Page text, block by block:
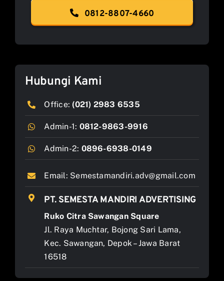
0812-8807-4660
Hubungi Kami
Office: (021) 2983 6535
Admin-1: 0812-9863-9916
Admin-2: 0896-6938-0149
Email: Semestamandiri.adv@gmail.com
PT. SEMESTA MANDIRI ADVERTISING
Ruko Citra Sawangan Square
Jl. Raya Muchtar, Bojong Sari Lama,
Kec. Sawangan, Depok – Jawa Barat
16518